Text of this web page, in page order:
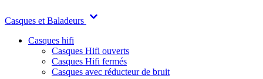
Casques et Baladeurs
Casques hifi
Casques Hifi ouverts
Casques Hifi fermés
Casques avec réducteur de bruit